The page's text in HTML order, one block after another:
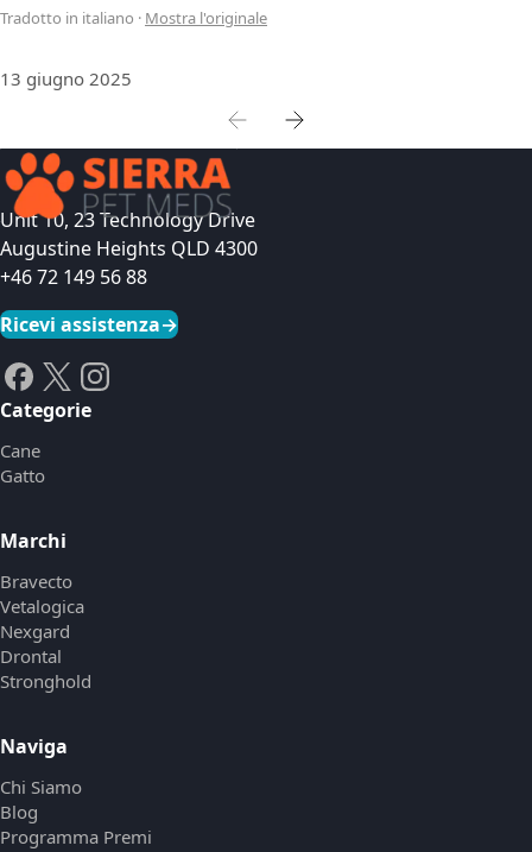
Tradotto in italiano · Mostra l'originale
13 giugno 2025
Unit 10, 23 Technology Drive
Augustine Heights QLD 4300
+46 72 149 56 88
Ricevi assistenza→
Categorie
Cane
Gatto
Marchi
Bravecto
Vetalogica
Nexgard
Drontal
Stronghold
Naviga
Chi Siamo
Blog
Programma Premi